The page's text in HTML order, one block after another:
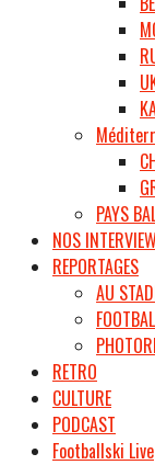
PAYS
NOS
REPORTAGES
AU
RETRO
CULTURE
PODCAST
Footballski Live